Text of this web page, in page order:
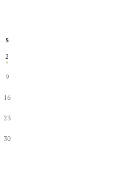
S
2
9
16
23
30